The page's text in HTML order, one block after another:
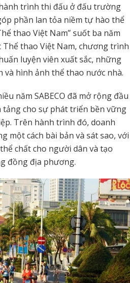
trình thi đấu ở đấu trường
phần lan tỏa niềm tự hào thể
thao Việt Nam” suốt ba năm
Thể thao Việt Nam, chương trình
luyện viên xuất sắc, những
hình ảnh thể thao nước nhà.
năm SABECO đã mở rộng đầu
tảng cho sự phát triển bền vững
Trên hành trình đó, doanh
một cách bài bản và sát sao, với
chất cho người dân và tạo
đồng địa phương.